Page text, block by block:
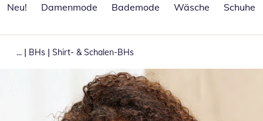
Neu!
Damenmode Bademode Wäsche Schuhe
... | BHs | Shirt- & Schalen-BHs